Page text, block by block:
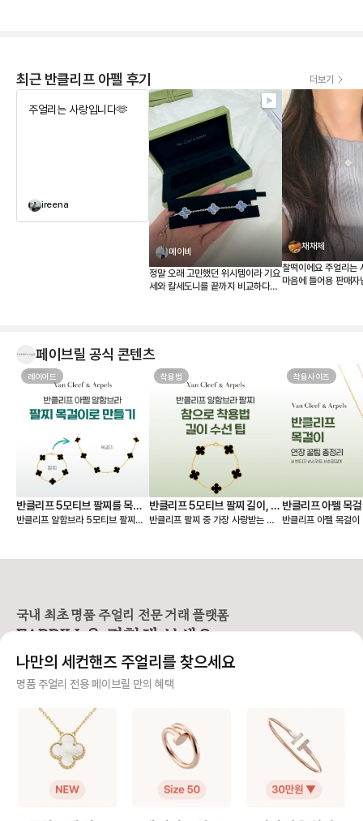
최근 반클리프 아펠 후기 더보기
주얼리는 사랑입니다🫶
ireena
메이비
정말 오래 고민했던 위시템이라 기요
세와 칼세도니를 끝까지 비교하다가
템’이라고 하는지 알 것 같습니다 💎
한 번에 비교할 수 있어서 연식, 컨디
션, 구성품, 가격까지 꼼꼼하게 따져
보고 가장 마음에 드는 제품을 선택
할 수 있었던 점이 좋았습니다. 좋은
판매자분을 만나 상태도 기대 이상이
첫 반클리프를 기분 좋게 들이게 되
었네요. 오래오래 아껴 차겠습니다!
채채체
찰떡이에요 주얼리는
마음에 들어용 판매자
페이브릴 공식 콘텐츠
레이어드
반클리프 5모티브 팔찌를 목걸
이로 만들기 - 실착비교, 연장체
반클리프 알함브라 5모티브 팔찌를
10모티브 목걸이가 하나 더 생긴 기
프 팔찌를 목걸이로 바꾸는 방법
1️⃣ 6모티브 목걸이 반클리프 알함브
팔찌 + 알함브라 빈티지 목걸이) -
팔찌 고리를 → 목걸이 클로버 쪽에
걸어주세요. - 목걸이 고리를 → 팔
인으로 5모티브 목걸이 - 연장체인
을 별도로 구매, 팔찌에 연결하여 목
걸이로 활용해요. 반클리프 5모티브
연장체인 등으로 키워드 검색해보시
면 구매 가능한 체인들을 별도 구매
상까지 맞춤으로 가능하니 원하는 스
착용법
반클리프 5모티브 팔찌 길이, 착
용팁-참으로 착용 vs 길이 수선
반클리프 팔찌 중 가장 사랑받는 제
닉스 모델 등 매장 구매 시 웨이팅 디
즈를 선택할 수 없고 총 길이 19cm
로 스펙이 동일해요. 손목이 얇은 분
요, 저 역시 오닉스 5모티브 팔찌를
😉 [반클리프 알함브라 5모티브 팔
· 클로버 안쪽에 잠금 고리를 걸어 참
처럼 연출하는 방법 · 클로버가 찰랑
거려 매력적이고 길이 수선이 필요
없음 · 다만, 혼자 착용하거나 뺄 때
조금 불편 2️⃣ AS로 길이 수선하기 ·
이는 방법 · 클로버 간격이 좁아져 손
가능 · 보통은 참으로 착용하다가 불
착용사이즈
반클리프 아펠 목
총정리
반클리프 아펠 목걸
해 드릴 거예요 ✨ 그중에서도 특히
티브를 기준으로 양
크기가 작아 2·3cm
호되는 편이에요! 특히 빈티지는 4
cm, 스위트는 2cm
고리를 활용해 순정
이에요. 인기 모델인 빈티지 알함브
인의 길이는 42cm
국내 최초 명품 주얼리 전문 거래 플랫폼
FABRILL을 경험해 보세요.
사기 걱정 없는 안전 결제
니면 반환해 드려요.
주얼리 전문 이중 검수
주얼리 검수에 특화된 페이브릴 검수팀과 전문 감정사가 컨디션 및 정품 여부를 철저하고 꼼꼼하
게 확인해요.
나만의 세컨핸즈 주얼리를 찾으세요
명품 주얼리 전용 페이브릴 만의 혜택